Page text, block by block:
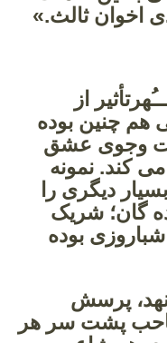
اخوان ثالث.»
از
هم چنین بوده
وجوی عشق
کند. نمونه
دیگری را
گان؛ شریک
بوده
نهد، پرسش
پشت سر هر